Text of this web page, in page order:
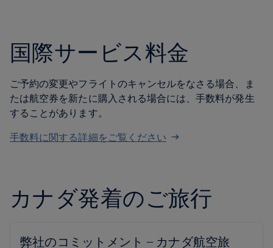
国際サービス料金
ご予約の変更やフライトのキャンセルをなさる場合、ま
たは航空券を新たに購入される場合には、手数料が発生
することがあります。
手数料に関する詳細をご覧ください
カナダ発着のご旅行